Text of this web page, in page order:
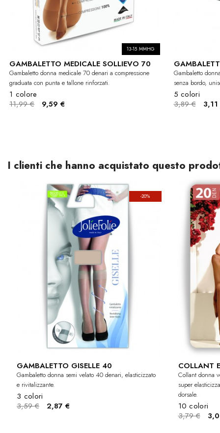
13-15 MMHG
GAMBALETTO MEDICALE SOLLIEVO 70
Gambaletto donna medicale 70 denari a compressione
graduata con punta e tallone rinforzati.
1 colore
11,99 €
9,59 €
Gambaletto
senza bordo,
5 colori
3,89 €
I clienti che hanno acquistato questo
-20%
GAMBALETTO GISELLE 40
Gambaletto donna semi velato 40 denari, elasticizzato
e rivitalizzante.
3 colori
3,59 €
2,87 €
COLLANT
Collant donna
super
dorsale.
10 colori
3,79 €